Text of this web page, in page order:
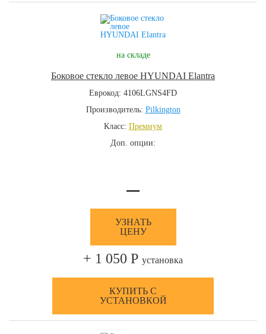
на складе
Боковое стекло левое HYUNDAI Elantra
Еврокод: 4106LGNS4FD
Производитель: Pilkington
Класс: Премиум
Доп. опции:
—
УЗНАТЬ
ЦЕНУ
+ 1 050 Р установка
КУПИТЬ С
УСТАНОВКОЙ